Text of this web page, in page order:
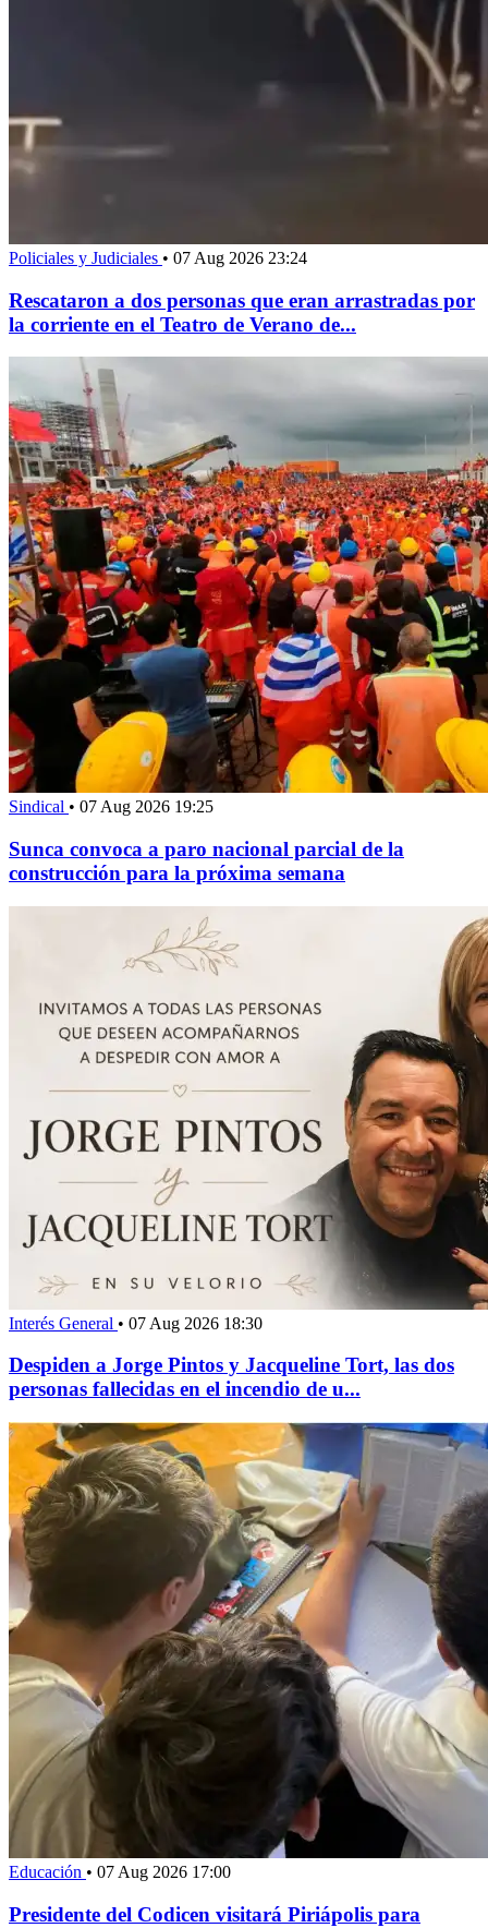
Policiales y Judiciales • 07 Aug 2026 23:24
Rescataron a dos personas que eran arrastradas por
la corriente en el Teatro de Verano de...
Sindical • 07 Aug 2026 19:25
Sunca convoca a paro nacional parcial de la
construcción para la próxima semana
Interés General • 07 Aug 2026 18:30
Despiden a Jorge Pintos y Jacqueline Tort, las dos
personas fallecidas en el incendio de u...
Educación • 07 Aug 2026 17:00
Presidente del Codicen visitará Piriápolis para